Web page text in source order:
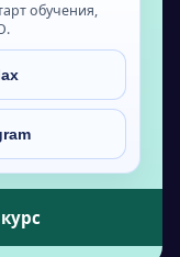
обучения,